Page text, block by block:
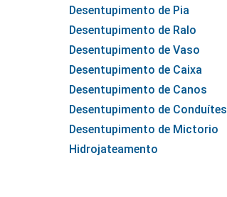
Desentupimento de Pia
Desentupimento de Ralo
Desentupimento de Vaso
Desentupimento de Caixa
Desentupimento de Canos
Desentupimento de Conduítes
Desentupimento de Mictorio
Hidrojateamento